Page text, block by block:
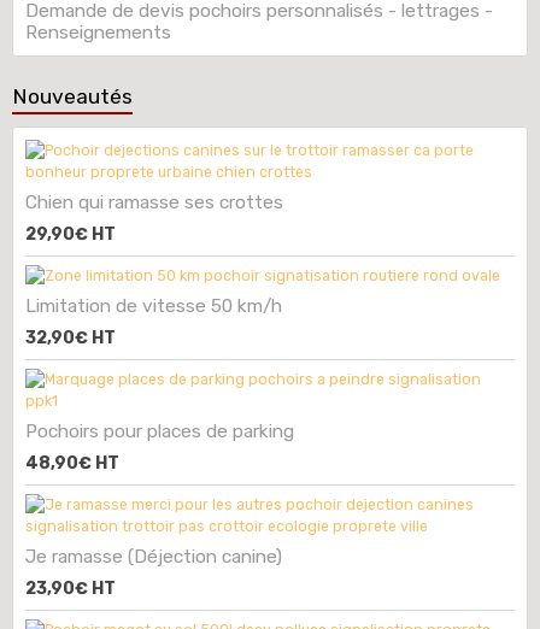
Demande de devis pochoirs personnalisés - lettrages -
Renseignements
Nouveautés
Chien qui ramasse ses crottes
29,90€ HT
Limitation de vitesse 50 km/h
32,90€ HT
Pochoirs pour places de parking
48,90€ HT
Je ramasse (Déjection canine)
23,90€ HT